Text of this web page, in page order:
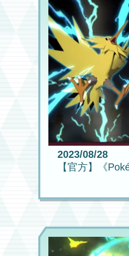
2023/08/28
【官方】《